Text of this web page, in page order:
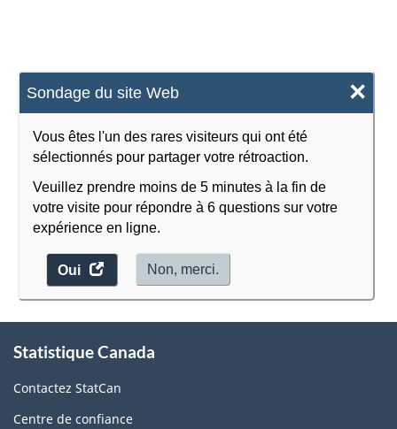
Sondage du site Web ×
Vous êtes l'un des rares visiteurs qui ont été
sélectionnés pour partager votre rétroaction.
Veuillez prendre moins de 5 minutes à la fin de
votre visite pour répondre à 6 questions sur votre
expérience en ligne.
Oui
accéder
au
Non, merci.
propos
de
ce
Statistique Canada
Contactez StatCan
Centre de confiance